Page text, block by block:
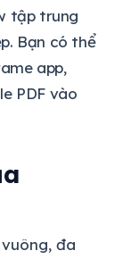
tập trung
Bạn có thể
app,
PDF vào
đa